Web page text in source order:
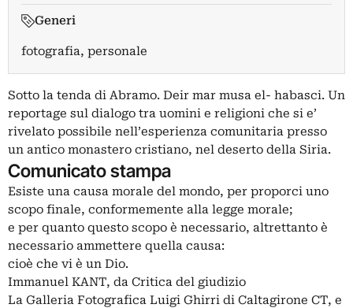
Generi
fotografia, personale
Sotto la tenda di Abramo. Deir mar musa el- habasci. Un
reportage sul dialogo tra uomini e religioni che si e’
rivelato possibile nell’esperienza comunitaria presso
un antico monastero cristiano, nel deserto della Siria.
Comunicato stampa
Esiste una causa morale del mondo, per proporci uno
scopo finale, conformemente alla legge morale;
e per quanto questo scopo è necessario, altrettanto è
necessario ammettere quella causa:
cioè che vi è un Dio.
Immanuel KANT, da Critica del giudizio
La Galleria Fotografica Luigi Ghirri di Caltagirone CT, e